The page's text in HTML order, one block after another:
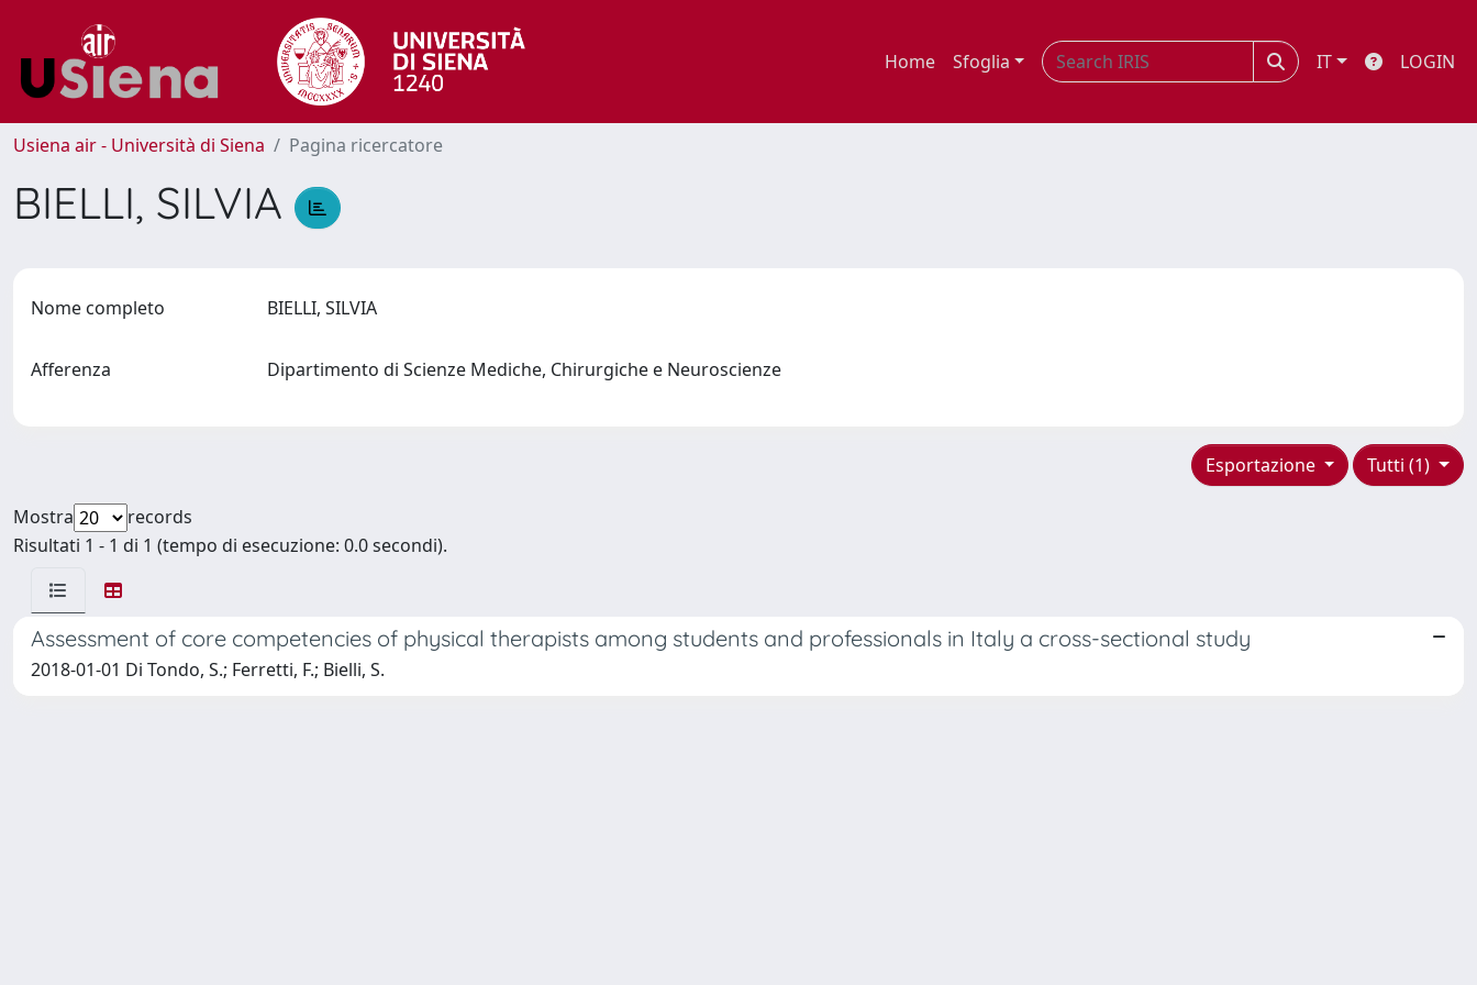
Home Sfoglia IT LOGIN
Usiena air - Università di Siena Pagina ricercatore
BIELLI, SILVIA
Nome completo BIELLI, SILVIA
Afferenza Dipartimento di Scienze Mediche, Chirurgiche e Neuroscienze
Tutti (1)
Esportazione
Mostra
records
Risultati 1 - 1 di 1 (tempo di esecuzione: 0.0 secondi).
Assessment of core competencies of physical therapists among students and professionals in Italy a cross-sectional study
2018-01-01 Di Tondo, S.; Ferretti, F.; Bielli, S.